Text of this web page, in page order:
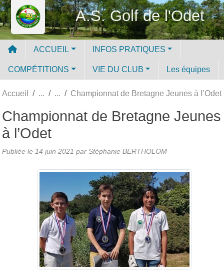
A.S. Golf de l'Odet
ACCUEIL INFOS PRATIQUES
COMPÉTITIONS VIE DU CLUB Les équipes
Accueil Championnat de Bretagne Jeunes à l’Odet
Championnat de Bretagne Jeunes
à l’Odet
Publiée le 14 juin 2021 par Stéphanie BERTHOLOM
Panneau de gestion des cookies